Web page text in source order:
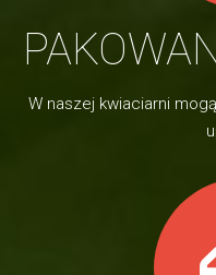
W naszej kwiaciarni